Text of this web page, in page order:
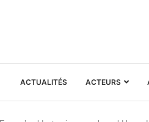
ACTUALITÉS ACTEURS